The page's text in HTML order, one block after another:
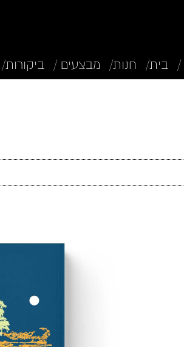
בית/ חנות/ מבצעים / ביקורות/